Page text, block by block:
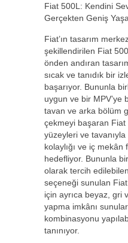
Fiat 500L: Kendini
Gerçekten Geniş
Fiat’ın tasarım
şekillendirilen Fiat
önden andıran
sıcak ve tanıdık bir
başarıyor. Bununla
uygun ve bir MPV’ye
tavan ve arka bölüm
çekmeyi başaran Fiat
yüzeyleri ve
kolaylığı ve iç mekân
hedefliyor. Bununla
olarak tercih
seçeneği sunulan Fiat
için ayrıca beyaz, gri
yapma imkânı
kombinasyonu
tanınıyor.